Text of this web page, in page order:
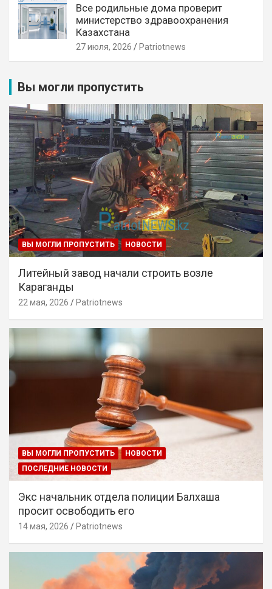
Все родильные дома проверит
министерство здравоохранения
Казахстана
27 июля, 2026 Patriotnews
Вы могли пропустить
ВЫ МОГЛИ ПРОПУСТИТЬ НОВОСТИ
Литейный завод начали строить возле
Караганды
22 мая, 2026 Patriotnews
ВЫ МОГЛИ ПРОПУСТИТЬ
НОВОСТИ
ПОСЛЕДНИЕ НОВОСТИ
Экс начальник отдела полиции Балхаша
просит освободить его
14 мая, 2026 Patriotnews